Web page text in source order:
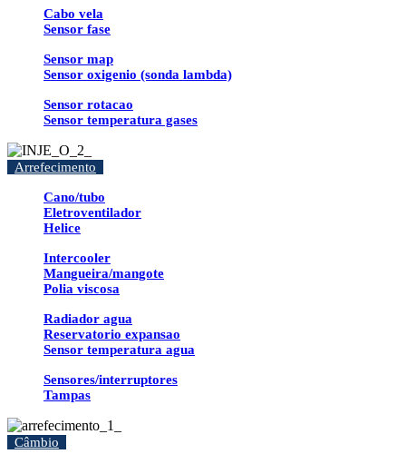
Cabo vela
Sensor fase
Sensor map
Sensor oxigenio (sonda lambda)
Sensor rotacao
Sensor temperatura gases
Arrefecimento
Cano/tubo
Eletroventilador
Helice
Intercooler
Mangueira/mangote
Polia viscosa
Radiador agua
Reservatorio expansao
Sensor temperatura agua
Sensores/interruptores
Tampas
Câmbio